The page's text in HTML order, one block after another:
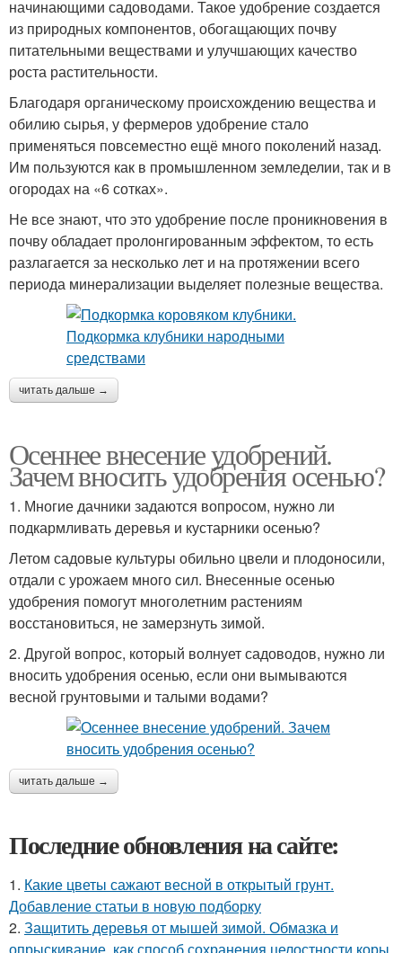
начинающими садоводами. Такое удобрение создается
из природных компонентов, обогащающих почву
питательными веществами и улучшающих качество
роста растительности.
Благодаря органическому происхождению вещества и
обилию сырья, у фермеров удобрение стало
применяться повсеместно ещё много поколений назад.
Им пользуются как в промышленном земледелии, так и в
огородах на «6 сотках».
Не все знают, что это удобрение после проникновения в
почву обладает пролонгированным эффектом, то есть
разлагается за несколько лет и на протяжении всего
периода минерализации выделяет полезные вещества.
читать дальше →
Осеннее внесение удобрений.
Зачем вносить удобрения осенью?
1. Многие дачники задаются вопросом, нужно ли
подкармливать деревья и кустарники осенью?
Летом садовые культуры обильно цвели и плодоносили,
отдали с урожаем много сил. Внесенные осенью
удобрения помогут многолетним растениям
восстановиться, не замерзнуть зимой.
2. Другой вопрос, который волнует садоводов, нужно ли
вносить удобрения осенью, если они вымываются
весной грунтовыми и талыми водами?
читать дальше →
Последние обновления на сайте:
1. Какие цветы сажают весной в открытый грунт.
Добавление статьи в новую подборку
2. Защитить деревья от мышей зимой. Обмазка и